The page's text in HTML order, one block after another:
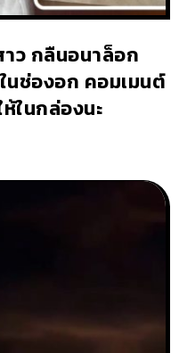
ว กลืนอนาล็อก
ช่องอก คอมเมนต์
ในกล่องนะ